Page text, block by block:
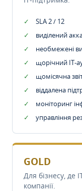
SLA 2 / 12
виділений
необмежені
щорічний IT-
щомісячна
віддалена
моніторинг
управління
GOLD
Для бізнесу, де
компанії.